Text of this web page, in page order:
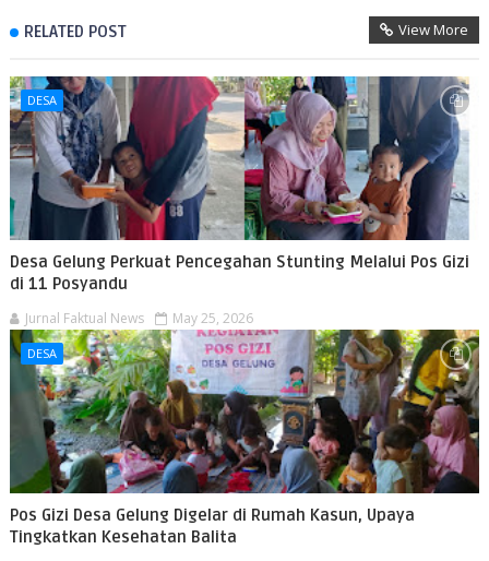
RELATED POST View More
DESA
Desa Gelung Perkuat Pencegahan Stunting Melalui Pos Gizi
di 11 Posyandu
Jurnal Faktual News May 25, 2026
DESA
Pos Gizi Desa Gelung Digelar di Rumah Kasun, Upaya
Tingkatkan Kesehatan Balita